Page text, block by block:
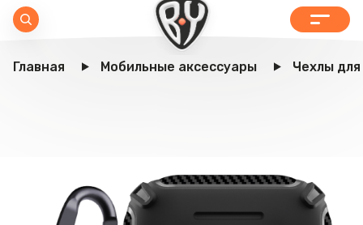
Главная Мобильные аксессуары Чехлы